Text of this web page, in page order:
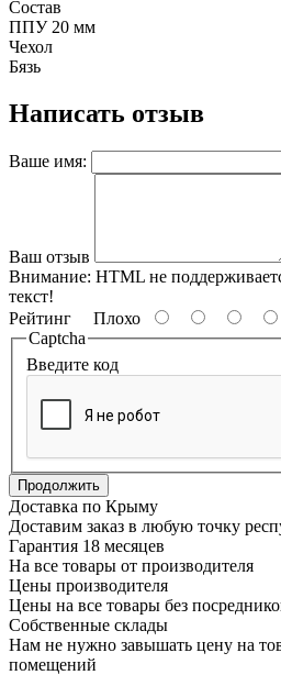
Состав
ППУ 20 мм
Чехол
Бязь
Написать отзыв
Ваше имя:
Ваш отзыв
Внимание: HTML не
текст!
Рейтинг Плохо
Captcha
Введите код
Продолжить
Доставка по Крыму
Доставим заказ в любую точку
Гарантия 18 месяцев
На все товары от производителя
Цены производителя
Цены на все товары без
Собственные склады
Нам не нужно завышать цену на
помещений